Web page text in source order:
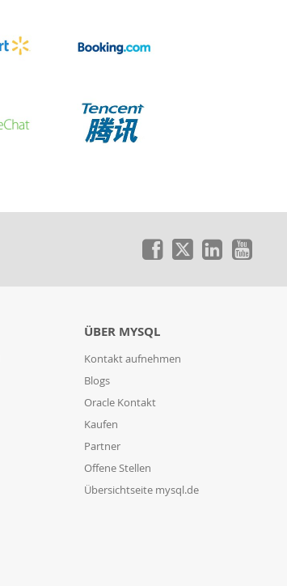
ÜBER MYSQL
Kontakt aufnehmen
Blogs
Oracle Kontakt
Kaufen
Partner
Offene Stellen
Übersichtseite mysql.de